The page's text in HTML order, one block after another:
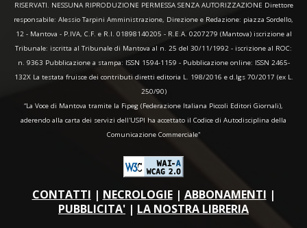
RISERVATI. NESSUNA RIPRODUZIONE PERMESSA SENZA AUTORIZZAZIONE Direttore
responsabile: Alessio Tarpini Amministrazione, Direzione e Redazione: piazza Sordello,
12 - Mantova - P.IVA, C.F. e R.I. 01898140205 - R.E.A. 0207279 (Mantova) iscrizione al
Tribunale: iscritta al Tribunale di Mantova al n. 25 del 30/11/1992 - iscrizione al ROC:
n. 9363 Pubblicazione a stampa: ISSN 1594-1159 - Pubblicazione online: ISSN 2465-
132X La testata fruisce dei contributi diretti editoria L. 198/2016 e d.lgs 70/2017 (ex L.
250/90)
“La Voce di Mantova tramite la Fipeg (Federazione Italiana Piccoli Editori Giornali),
aderendo alla carta dei servizi dell'USPI ha accettato il Codice di Autodisciplina della
Comunicazione Commerciale"
CONTATTI | NECROLOGIE| ABBONAMENTI |
PUBBLICITA' | LA NOSTRA LIBRERIA